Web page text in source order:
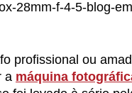
profissional ou
a máquina